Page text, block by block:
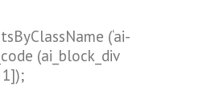
(‘ai-
(ai_block_div